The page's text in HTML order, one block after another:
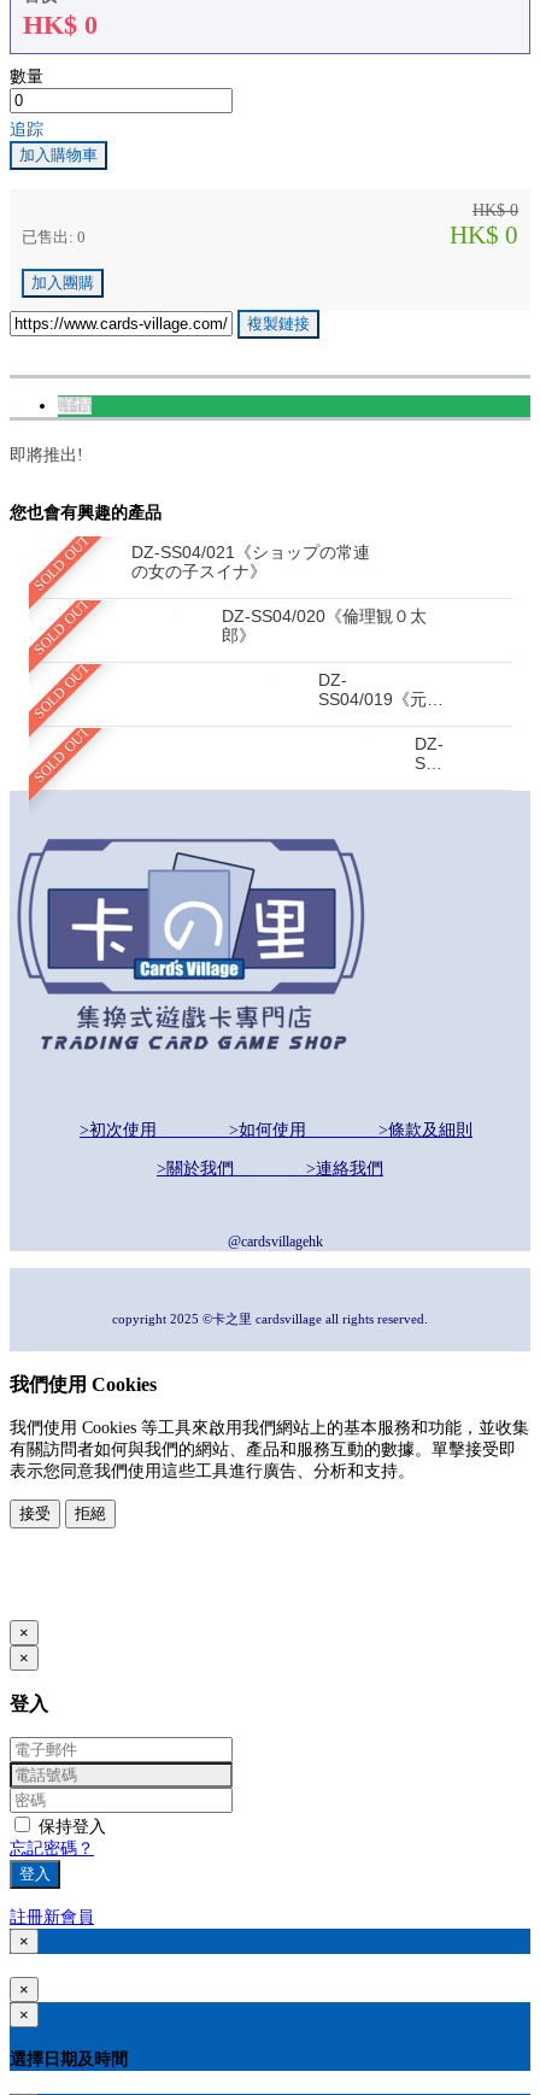
HK$ 0
數量
追踪
加入購物車
HK$ 0
已售出: 0 HK$ 0
加入團購
複製鏈接
詳情
即將推出!
您也會有興趣的產品
SOLD OUT
DZ-SS04/021《ショップの常連
の女の子スイナ》
SOLD OUT
DZ-SS04/020《倫理観０太
郎》
SOLD OUT
DZ-
SS04/019《元気
SOLD OUT
DZ-
SS04/018《ク
>初次使用 >如何使用 >條款及細則
>關於我們 >連絡我們
@cardsvillagehk
copyright 2025 ©卡之里 cardsvillage all rights reserved.
我們使用 Cookies
我們使用 Cookies 等工具來啟用我們網站上的基本服務和功能，並收集
有關訪問者如何與我們的網站、產品和服務互動的數據。單擊接受即
表示您同意我們使用這些工具進行廣告、分析和支持。
接受 拒絕
×
×
登入
保持登入
忘記密碼？
登入
註冊新會員
×
×
×
選擇日期及時間